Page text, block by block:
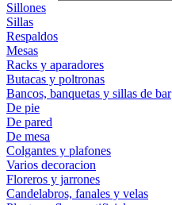
Sillones
Sillas
Respaldos
Mesas
Racks y aparadores
Butacas y poltronas
Bancos, banquetas y sillas de bar
De pie
De pared
De mesa
Colgantes y plafones
Varios decoracion
Floreros y jarrones
Candelabros, fanales y velas